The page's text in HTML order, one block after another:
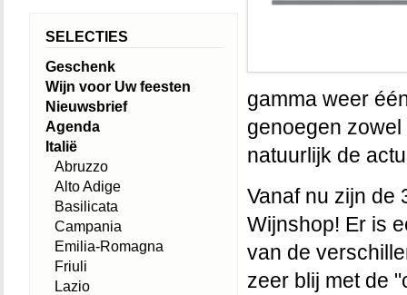
gamma weer
genoegen
natuurlijk de
Vanaf nu zijn de
Wijnshop​! Er is
van de
zeer blij met de
SELECTIES
Geschenk
Wijn voor Uw feesten
Nieuwsbrief
Agenda
Italië
Abruzzo
Alto Adige
Basilicata
Campania
Emilia-Romagna
Friuli
Lazio